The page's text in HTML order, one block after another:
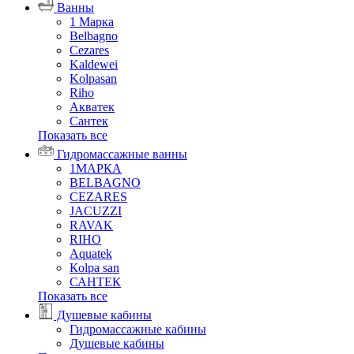
Ванны
1 Марка
Belbagno
Cezares
Kaldewei
Kolpasan
Riho
Акватек
Сантек
Показать все
Гидромассажные ванны
1МАРКА
BELBAGNO
CEZARES
JACUZZI
RAVAK
RIHO
Аquatek
Кolpa san
САНТЕК
Показать все
Душевые кабины
Гидромассажные кабины
Душевые кабины